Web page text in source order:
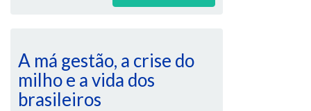
A má gestão, a crise do
milho e a vida dos
brasileiros